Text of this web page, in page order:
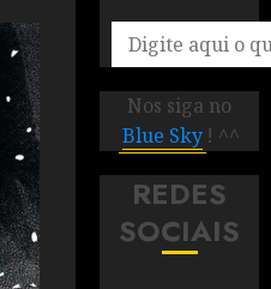
Nos siga no
Blue Sky ! ^^
REDES
SOCIAIS